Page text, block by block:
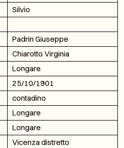
Silvio
Padrin Giuseppe
Chiarotto Virginia
Longare
25/10/1901
contadino
Longare
Longare
Vicenza distretto